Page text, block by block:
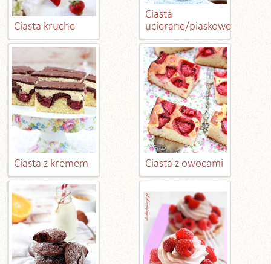
Ciasta kruche
Ciasta
ucierane/piaskowe
Ciasta z kremem Ciasta z owocami